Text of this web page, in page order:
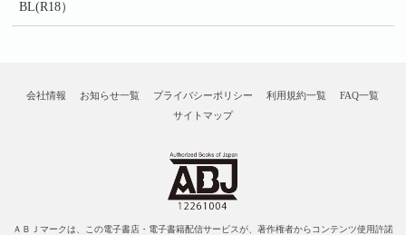
BL(R18）
会社情報 お知らせ一覧 プライバシーポリシー 利用規約一覧
FAQ一覧
サイトマップ
ＡＢＪマークは、この電子書店・電子書籍配信サービスが、著作権者からコンテンツ使用許諾